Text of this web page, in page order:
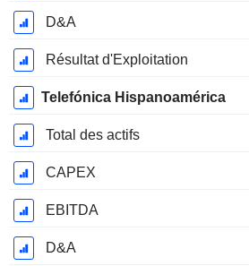
D&A
Résultat d'Exploitation
Telefónica Hispanoamérica
Total des actifs
CAPEX
EBITDA
D&A